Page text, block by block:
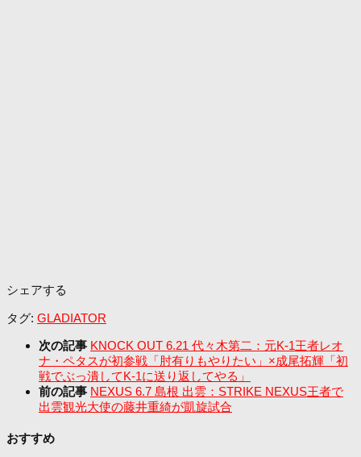
シェアする
タグ: GLADIATOR
次の記事 KNOCK OUT 6.21 代々木第二：元K-1王者レオ
ナ・ペタスが初参戦「肘有りもやりたい」×成尾拓輝「初
戦でぶっ潰してK-1に送り返してやる」
前の記事 NEXUS 6.7 島根 出雲：STRIKE NEXUS王者で
出雲観光大使の藤井重綺が凱旋試合
おすすめ